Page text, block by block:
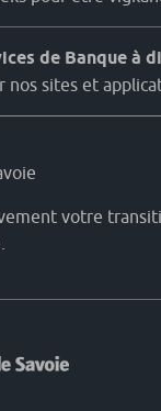
de Banque à
nos sites et
votre